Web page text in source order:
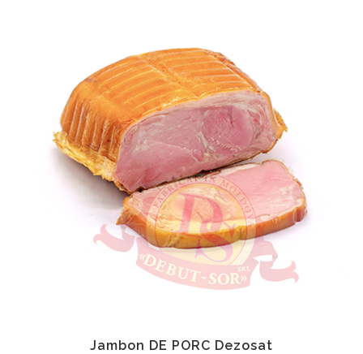
Jambon DE PORC Dezosat